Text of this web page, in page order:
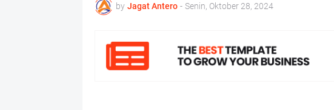
by Jagat Antero - Senin, Oktober 28, 2024